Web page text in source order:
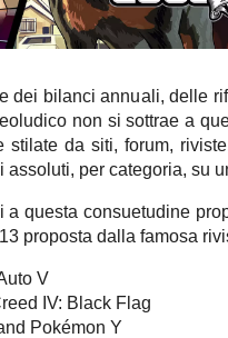
dei bilanci annuali, delle
non si sottrae a
stilate da siti, forum,
assoluti, per categoria, su
a questa consuetudine
proposta dalla famosa
V
IV: Black Flag
Pokémon Y